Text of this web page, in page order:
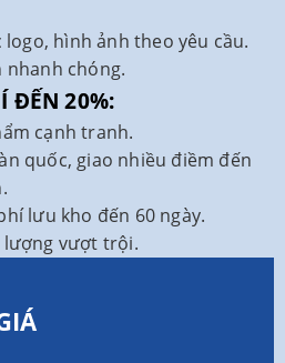
logo, hình ảnh theo yêu cầu.
chóng.
ĐẾN 20%:
cạnh tranh.
quốc, giao nhiều điềm đến
lưu kho đến 60 ngày.
lượng vượt trội.